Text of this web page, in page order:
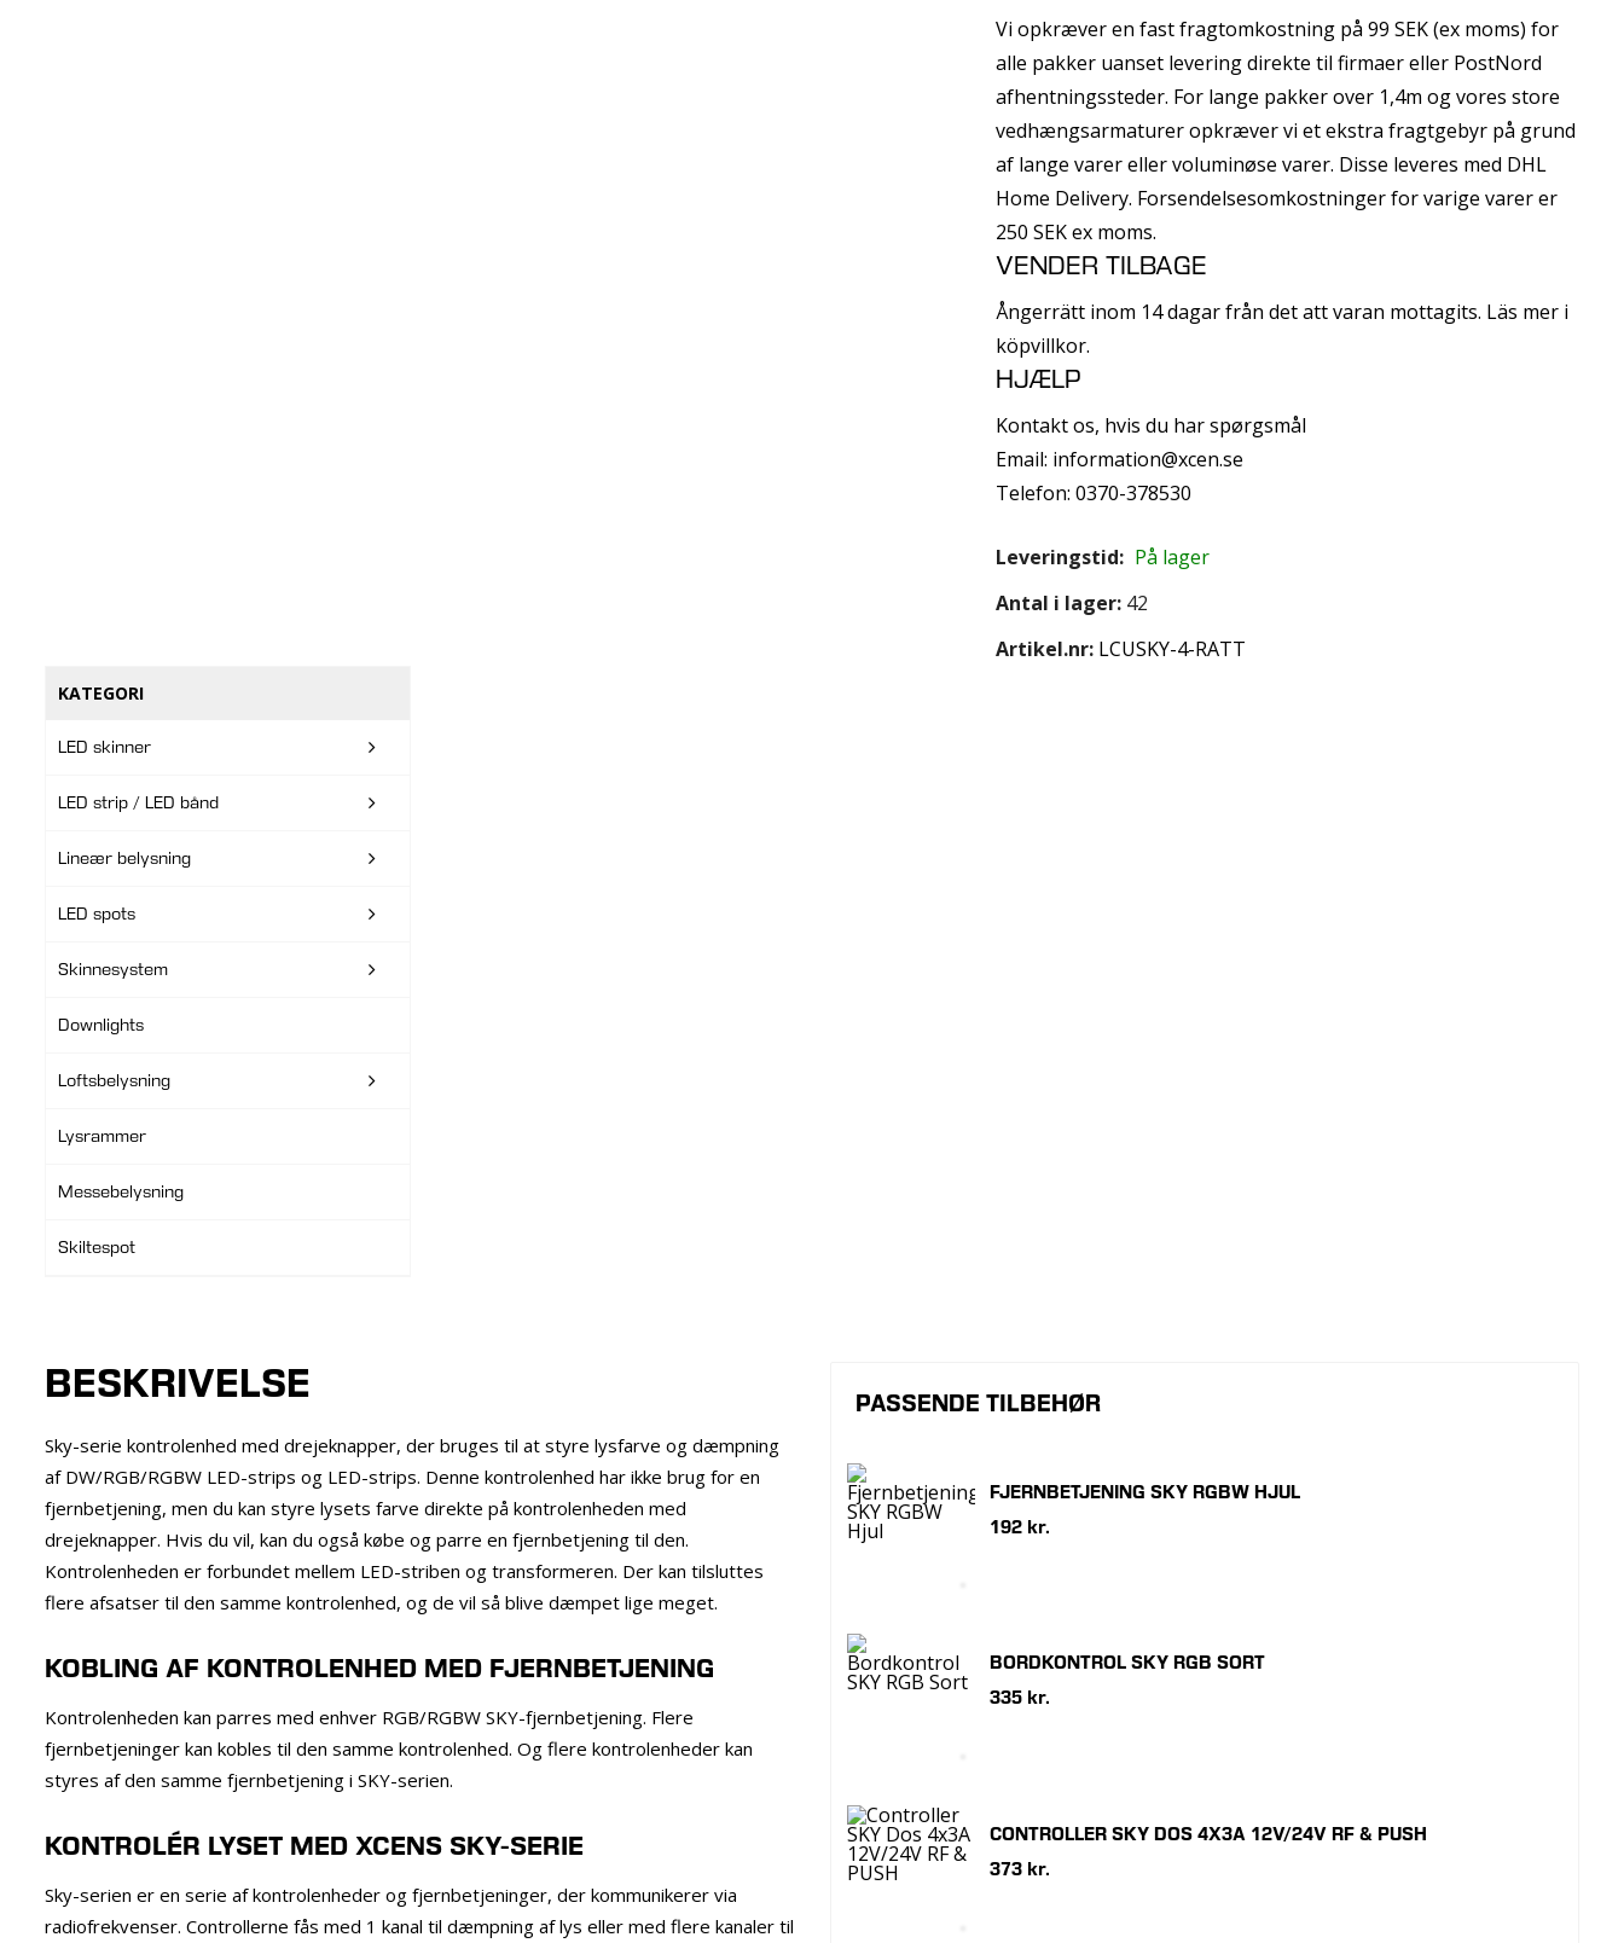
Vi opkræver en fast fragtomkostning på 99 SEK (ex moms) for
alle pakker uanset levering direkte til firmaer eller PostNord
afhentningssteder. For lange pakker over 1,4m og vores store
vedhængsarmaturer opkræver vi et ekstra fragtgebyr på grund
af lange varer eller voluminøse varer. Disse leveres med DHL
Home Delivery. Forsendelsesomkostninger for varige varer er
250 SEK ex moms.
VENDER TILBAGE
Ångerrätt inom 14 dagar från det att varan mottagits. Läs mer i
köpvillkor.
HJÆLP
Kontakt os, hvis du har spørgsmål
Email: information@xcen.se
Telefon: 0370-378530
Leveringstid: På lager
Antal i lager: 42
Artikel.nr LCUSKY-4-RATT
KATEGORI
LED skinner
LED strip / LED bånd
Lineær belysning
LED spots
Skinnesystem
Downlights
Loftsbelysning
Lysrammer
Messebelysning
Skiltespot
BESKRIVELSE
Sky-serie kontrolenhed med drejeknapper, der bruges til at styre lysfarve og dæmpning
af DW/RGB/RGBW LED-strips og LED-strips. Denne kontrolenhed har ikke brug for en
fjernbetjening, men du kan styre lysets farve direkte på kontrolenheden med
drejeknapper. Hvis du vil, kan du også købe og parre en fjernbetjening til den.
Kontrolenheden er forbundet mellem LED-striben og transformeren. Der kan tilsluttes
flere afsatser til den samme kontrolenhed, og de vil så blive dæmpet lige meget.
KOBLING AF KONTROLENHED MED FJERNBETJENING
Kontrolenheden kan parres med enhver RGB/RGBW SKY-fjernbetjening. Flere
fjernbetjeninger kan kobles til den samme kontrolenhed. Og flere kontrolenheder kan
styres af den samme fjernbetjening i SKY-serien.
KONTROLÉR LYSET MED XCENS SKY-SERIE
Sky-serien er en serie af kontrolenheder og fjernbetjeninger, der kommunikerer via
radiofrekvenser. Controllerne fås med 1 kanal til dæmpning af lys eller med flere kanaler til
PASSENDE TILBEHØR
FJERNBETJENING SKY RGBW HJUL
192 kr.
BORDKONTROL SKY RGB SORT
335 kr.
CONTROLLER SKY DOS 4X3A 12V/24V RF & PUSH
373 kr.